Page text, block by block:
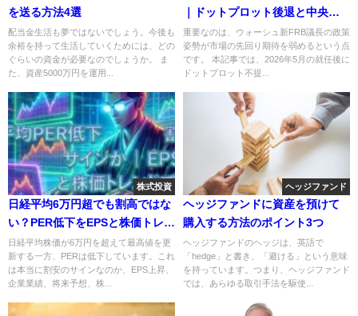
を送る方法4選
配当金生活も夢ではないでしょう。今後も
余裕を持って生活していくためには、どの
ぐらいの資金が必要なのでしょうか。 ま
た、資産5000万円を運用...
｜ドットプロット後退と中央銀
行プットの変化を読む
重要なのは、ウォーシュ新FRB議長の政策
姿勢が市場の先回り期待を弱めるという点
です。 本記事では、2026年5月の就任後に
ドットプロット不提...
株式投資
日経平均6万円超でも割高ではな
い？PER低下をEPSと株価トレン
ドで判断する方法
日経平均株価が6万円を超えて最高値を更
新する一方、PERは低下しています。これ
は本当に割安のサインなのか、EPS上昇、
企業業績、将来予想、株...
ヘッジファンド
ヘッジファンドに資産を預けて
購入する方法のポイント3つ
ヘッジファンドのヘッジは、英語で
「hedge」と書き、「避ける」という意味
を持っています。つまり、ヘッジファンド
では、あらゆる取引手法を駆使...